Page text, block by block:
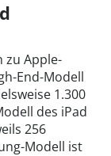
zu Apple-
End-Modell
1.300
des iPad
256
Modell ist